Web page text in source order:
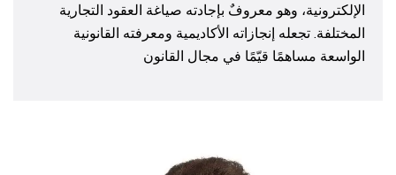
الإلكترونية، وهو معروفٌ بإجادته صياغة العقود التجارية
المختلفة. تجعله إنجازاته الأكاديمية ومعرفته القانونية
الواسعة مساهمًا قيّمًا في مجال القانون